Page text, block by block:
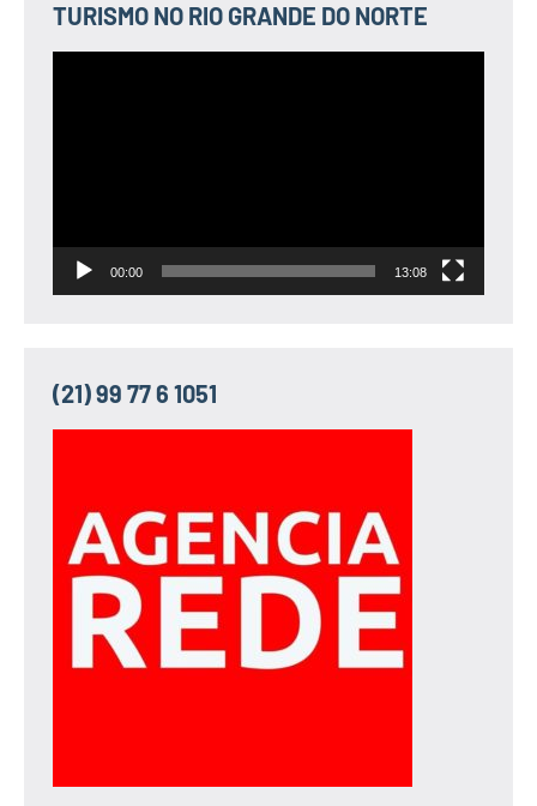
TURISMO NO RIO GRANDE DO NORTE
00:00 13:08
(21) 99 77 6 1051